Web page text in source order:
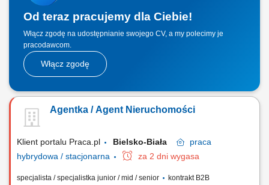
Od teraz pracujemy dla Ciebie!
Włącz zgodę na udostępnianie swojego CV, a my polecimy je
pracodawcom.
Włącz zgodę
Agentka / Agent Nieruchomości
Klient portalu Praca.pl Bielsko-Biała
praca
hybrydowa / stacjonarna
za 2 dni wygasa
specjalista / specjalistka junior / mid / senior
kontrakt B2B